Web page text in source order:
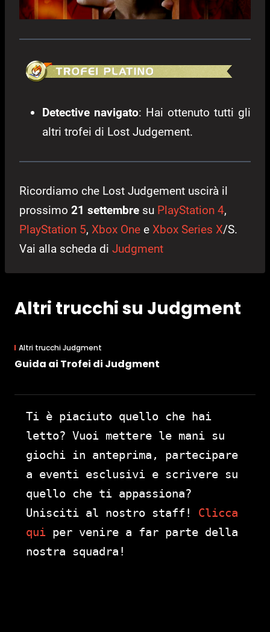
Detective navigato: Hai ottenuto tutti gli
altri trofei di Lost Judgement.
Ricordiamo che Lost Judgement uscirà il
prossimo 21 settembre su PlayStation 4,
PlayStation 5, Xbox One e Xbox Series X/S.
Vai alla scheda di Judgment
Altri trucchi su Judgment
Altri trucchi Judgment
Guida ai Trofei di Judgment
Ti è piaciuto quello che hai
letto? Vuoi mettere le mani su
giochi in anteprima, partecipare
a eventi esclusivi e scrivere su
quello che ti appassiona?
Unisciti al nostro staff! Clicca
qui per venire a far parte della
nostra squadra!